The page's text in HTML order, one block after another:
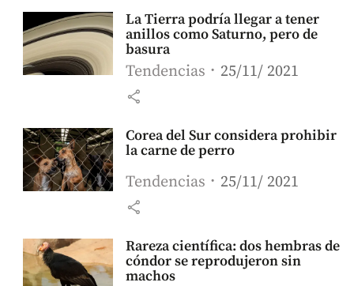
La Tierra podría llegar a tener
anillos como Saturno, pero de
basura
Tendencias 25/11/ 2021
share
Corea del Sur considera prohibir
la carne de perro
Tendencias 25/11/ 2021
share
Rareza científica: dos hembras de
cóndor se reprodujeron sin
machos